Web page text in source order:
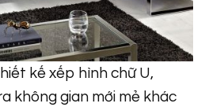
kế xếp hình chữ U,
không gian mới mẻ khác